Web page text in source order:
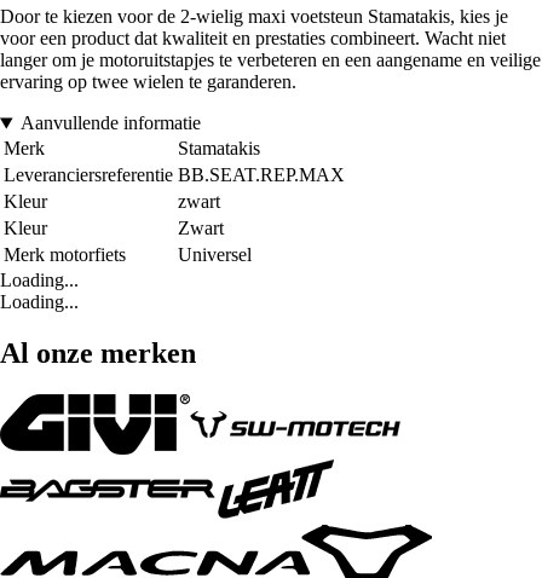
Door te kiezen voor de 2-wielig maxi voetsteun Stamatakis, kies je
voor een product dat kwaliteit en prestaties combineert. Wacht niet
langer om je motoruitstapjes te verbeteren en een aangename en veilige
ervaring op twee wielen te garanderen.
Aanvullende informatie
Merk
Stamatakis
Leveranciersreferentie BB.SEAT.REP.MAX
Kleur
zwart
Kleur
Zwart
Merk motorfiets
Universel
Loading...
Loading...
Al onze merken